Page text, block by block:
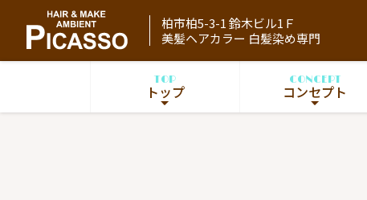
柏市柏5-3-1 鈴木ビル1Ｆ
美髪ヘアカラー 白髪染め専門
TOP
トップ
CONCEPT
コンセプト